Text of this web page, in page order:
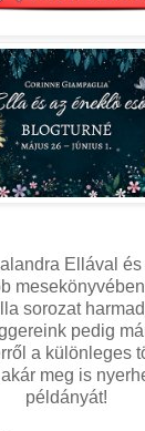
Ellával
sorozat
pedig
a különleges
meg is
példányát!